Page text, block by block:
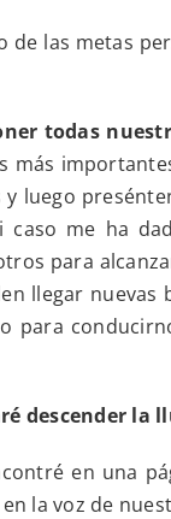
las
manos
las metas
todas
más
luego
me ha
para
llegar
para
descender la
en una
la voz de